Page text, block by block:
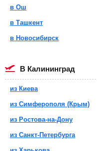
в Ош
в Ташкент
в Новосибирск
в Калининград
из Киева
из Симферополя (Крым)
из Ростова-на-Дону
из Санкт-Петербурга